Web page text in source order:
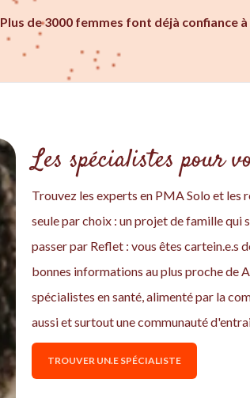
Plus de 3000 femmes font déjà confiance
Les spécialistes pour
Trouvez les experts en PMA Solo et les
seule par choix : un projet de famille qui
passer par Reflet : vous êtes cartein.e.s
bonnes informations au plus proche de
spécialistes en santé, alimenté par la
aussi et surtout une communauté
TROUVER UN.E SPÉCIALISTE